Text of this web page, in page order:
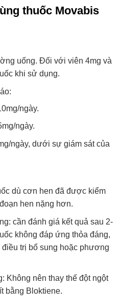
thuốc Movabis
uống. Đối với viên 4mg và
khi sử dụng.
ngày.
ngày.
ngày, dưới sự giám sát của
dù cơn hen đã được kiểm
hen nặng hơn.
cần đánh giá kết quả sau 2-
không đáp ứng thỏa đáng,
trị bổ sung hoặc phương
Không nên thay thế đột ngột
bằng Bloktiene.